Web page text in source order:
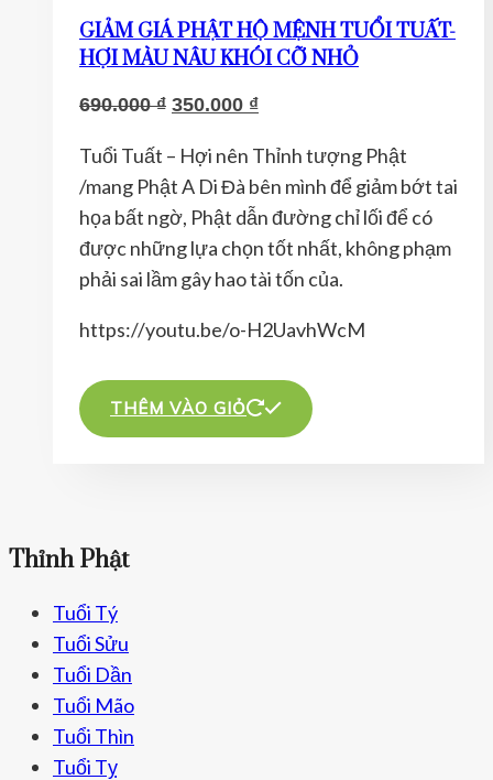
GIẢM GIÁ PHẬT HỘ MỆNH TUỔI TUẤT-
HỢI MÀU NÂU KHÓI CỠ NHỎ
690.000₫ Giá
là:
690.000 ₫.
350.000 ₫Giá
tại
là:
350.000 ₫.
Tuổi Tuất – Hợi nên Thỉnh tượng Phật
/mang Phật A Di Đà bên mình để giảm bớt tai
họa bất ngờ, Phật dẫn đường chỉ lối để có
được những lựa chọn tốt nhất, không phạm
phải sai lầm gây hao tài tốn của.
https://youtu.be/o-H2UavhWcM
THÊM VÀO GIỎ
Thỉnh Phật
Tuổi Tý
Tuổi Sửu
Tuổi Dần
Tuổi Mão
Tuổi Thìn
Tuổi Tỵ